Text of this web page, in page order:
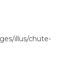
illus/chute-